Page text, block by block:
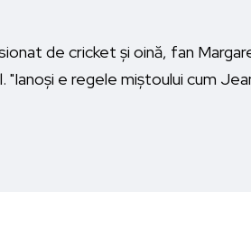
de cricket și oină, fan
e regele miștoului cum